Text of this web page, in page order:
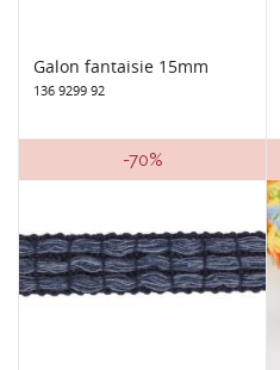
Galon fantaisie 15mm
136 9299 92
-70%